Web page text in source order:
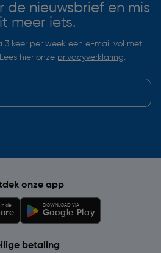
de nieuwsbrief en mis
meer iets.
3 keer per week een e-mail vol met
hier onze privacyverklaring.
onze app
in de DOWNLOAD VIA
Google Play
betaling